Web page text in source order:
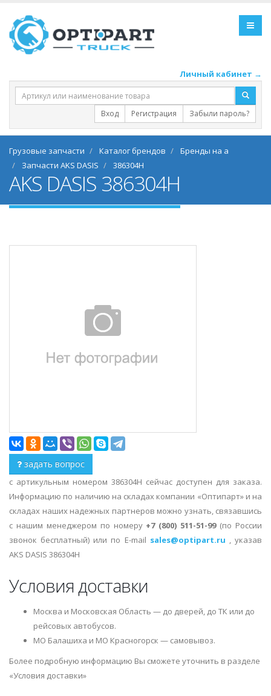
Личный кабинет →
Вход Регистрация Забыли пароль?
Грузовые запчасти Каталог брендов
Бренды на a
Запчасти AKS DASIS
386304H
AKS DASIS 386304H
задать вопрос
с артикульным номером 386304H сейчас доступен для заказа.
Информацию по наличию на складах компании «Оптипарт» и на
складах наших надежных партнеров можно узнать, связавшись
с нашим менеджером по номеру +7 (800) 511-51-99(по России
звонок бесплатный) или по E-mail sales@optipart.ru , указав
AKS DASIS 386304H
Условия доставки
Москва и Московская Область — до дверей, до ТК или до
рейсовых автобусов.
МО Балашиха и МО Красногорск — самовывоз.
Более подробную информацию Вы сможете уточнить в разделе
«Условия доставки»